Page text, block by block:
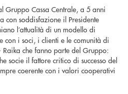
Gruppo Cassa Centrale, a 5 anni
con soddisfazione il Presidente
l’attualità di un modello di
con i soci, i clienti e le comunità di
Raika che fanno parte del Gruppo:
socie il fattore critico di successo del
coerente con i valori cooperativi